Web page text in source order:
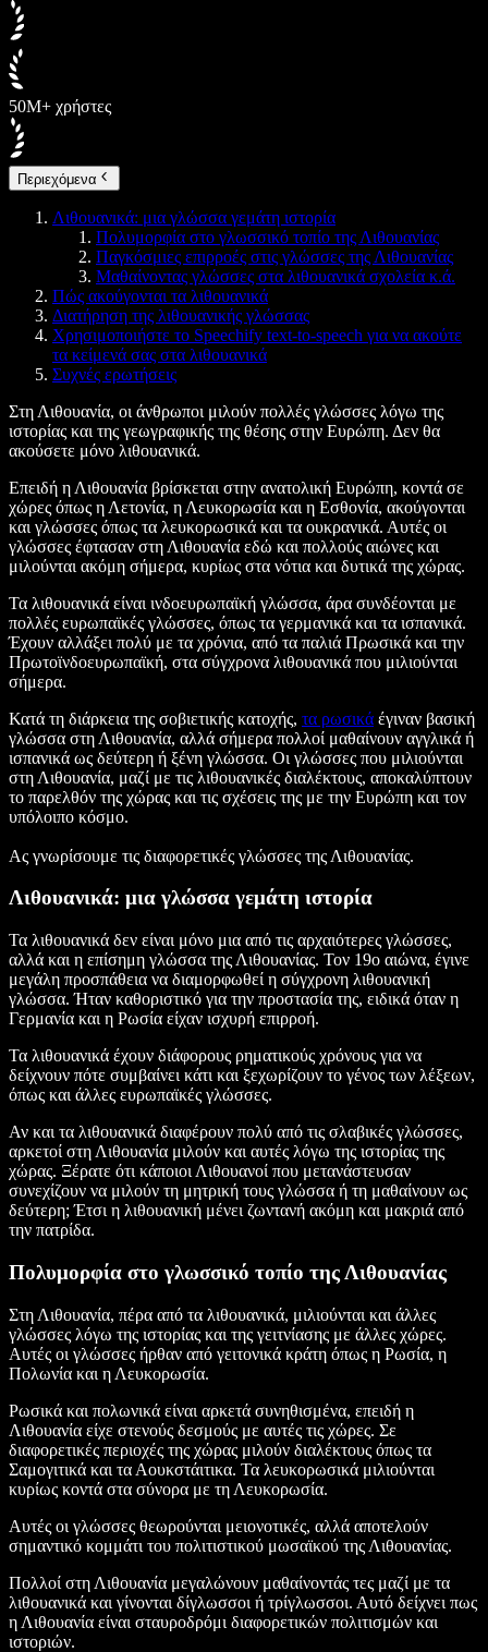
50M+ χρήστες
Περιεχόμενα
Λιθουανικά: μια γλώσσα γεμάτη ιστορία
Πολυμορφία στο γλωσσικό τοπίο της Λιθουανίας
Παγκόσμιες επιρροές στις γλώσσες της Λιθουανίας
Μαθαίνοντας γλώσσες στα λιθουανικά σχολεία κ.ά.
Πώς ακούγονται τα λιθουανικά
Διατήρηση της λιθουανικής γλώσσας
Χρησιμοποιήστε το Speechify text-to-speech για να ακούτε
τα κείμενά σας στα λιθουανικά
Συχνές ερωτήσεις
Στη Λιθουανία, οι άνθρωποι μιλούν πολλές γλώσσες λόγω της
ιστορίας και της γεωγραφικής της θέσης στην Ευρώπη. Δεν θα
ακούσετε μόνο λιθουανικά.
Επειδή η Λιθουανία βρίσκεται στην ανατολική Ευρώπη, κοντά σε
χώρες όπως η Λετονία, η Λευκορωσία και η Εσθονία, ακούγονται
και γλώσσες όπως τα λευκορωσικά και τα ουκρανικά. Αυτές οι
γλώσσες έφτασαν στη Λιθουανία εδώ και πολλούς αιώνες και
μιλούνται ακόμη σήμερα, κυρίως στα νότια και δυτικά της χώρας.
Τα λιθουανικά είναι ινδοευρωπαϊκή γλώσσα, άρα συνδέονται με
πολλές ευρωπαϊκές γλώσσες, όπως τα γερμανικά και τα ισπανικά.
Έχουν αλλάξει πολύ με τα χρόνια, από τα παλιά Πρωσικά και την
Πρωτοϊνδοευρωπαϊκή, στα σύγχρονα λιθουανικά που μιλιούνται
σήμερα.
Κατά τη διάρκεια της σοβιετικής κατοχής, τα ρωσικά έγιναν βασική
γλώσσα στη Λιθουανία, αλλά σήμερα πολλοί μαθαίνουν αγγλικά ή
ισπανικά ως δεύτερη ή ξένη γλώσσα. Οι γλώσσες που μιλιούνται
στη Λιθουανία, μαζί με τις λιθουανικές διαλέκτους, αποκαλύπτουν
το παρελθόν της χώρας και τις σχέσεις της με την Ευρώπη και τον
υπόλοιπο κόσμο.
Ας γνωρίσουμε τις διαφορετικές γλώσσες της Λιθουανίας.
Λιθουανικά: μια γλώσσα γεμάτη ιστορία
Τα λιθουανικά δεν είναι μόνο μια από τις αρχαιότερες γλώσσες,
αλλά και η επίσημη γλώσσα της Λιθουανίας. Τον 19ο αιώνα, έγινε
μεγάλη προσπάθεια να διαμορφωθεί η σύγχρονη λιθουανική
γλώσσα. Ήταν καθοριστικό για την προστασία της, ειδικά όταν η
Γερμανία και η Ρωσία είχαν ισχυρή επιρροή.
Τα λιθουανικά έχουν διάφορους ρηματικούς χρόνους για να
δείχνουν πότε συμβαίνει κάτι και ξεχωρίζουν το γένος των λέξεων,
όπως και άλλες ευρωπαϊκές γλώσσες.
Αν και τα λιθουανικά διαφέρουν πολύ από τις σλαβικές γλώσσες,
αρκετοί στη Λιθουανία μιλούν και αυτές λόγω της ιστορίας της
χώρας. Ξέρατε ότι κάποιοι Λιθουανοί που μετανάστευσαν
συνεχίζουν να μιλούν τη μητρική τους γλώσσα ή τη μαθαίνουν ως
δεύτερη; Έτσι η λιθουανική μένει ζωντανή ακόμη και μακριά από
την πατρίδα.
Πολυμορφία στο γλωσσικό τοπίο της Λιθουανίας
Στη Λιθουανία, πέρα από τα λιθουανικά, μιλιούνται και άλλες
γλώσσες λόγω της ιστορίας και της γειτνίασης με άλλες χώρες.
Αυτές οι γλώσσες ήρθαν από γειτονικά κράτη όπως η Ρωσία, η
Πολωνία και η Λευκορωσία.
Ρωσικά και πολωνικά είναι αρκετά συνηθισμένα, επειδή η
Λιθουανία είχε στενούς δεσμούς με αυτές τις χώρες. Σε
διαφορετικές περιοχές της χώρας μιλούν διαλέκτους όπως τα
Σαμογιτικά και τα Αουκστάιτικα. Τα λευκορωσικά μιλιούνται
κυρίως κοντά στα σύνορα με τη Λευκορωσία.
Αυτές οι γλώσσες θεωρούνται μειονοτικές, αλλά αποτελούν
σημαντικό κομμάτι του πολιτιστικού μωσαϊκού της Λιθουανίας.
Πολλοί στη Λιθουανία μεγαλώνουν μαθαίνοντάς τες μαζί με τα
λιθουανικά και γίνονται δίγλωσσοι ή τρίγλωσσοι. Αυτό δείχνει πως
η Λιθουανία είναι σταυροδρόμι διαφορετικών πολιτισμών και
ιστοριών.